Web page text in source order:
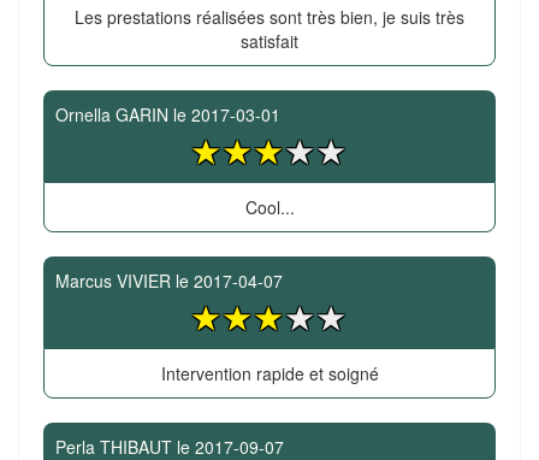
Les prestations réalisées sont très bien, je suis très
satisfait
Ornella GARIN le 2017-03-01
Cool...
Marcus VIVIER le 2017-04-07
Intervention rapide et soigné
Perla THIBAUT le 2017-09-07